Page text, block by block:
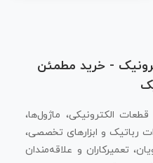
- خرید مطمئن
الکترونیکی، ماژول‌ها،
رباتیک و ابزارهای تخصصی،
تعمیرکاران و علاقه‌مندان